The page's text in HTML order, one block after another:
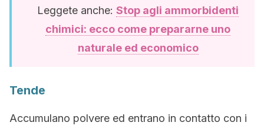
Leggete anche: Stop agli ammorbidenti
chimici: ecco come prepararne uno
naturale ed economico
Tende
Accumulano polvere ed entrano in contatto con i